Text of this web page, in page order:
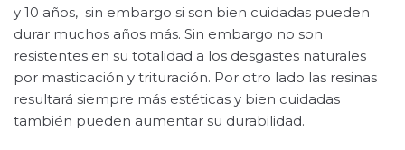
y 10 años, sin embargo si son bien cuidadas pueden
durar muchos años más. Sin embargo no son
resistentes en su totalidad a los desgastes naturales
por masticación y trituración. Por otro lado las resinas
resultará siempre más estéticas y bien cuidadas
también pueden aumentar su durabilidad.